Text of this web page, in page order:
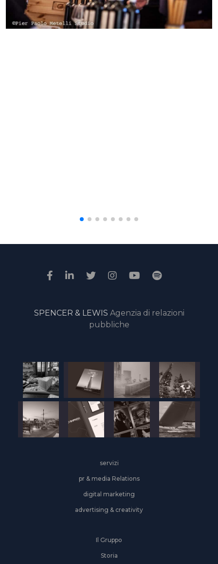
SPENCER & LEWIS Agenzia di relazioni
pubbliche
servizi
pr & media Relations
digital marketing
advertising & creativity
Il Gruppo
Storia